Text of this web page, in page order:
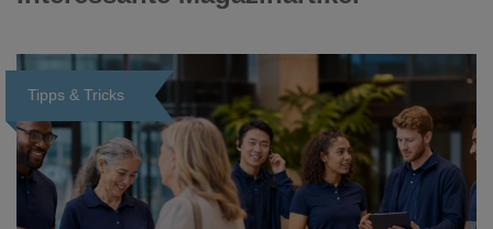
Tipps & Tricks
Loading...